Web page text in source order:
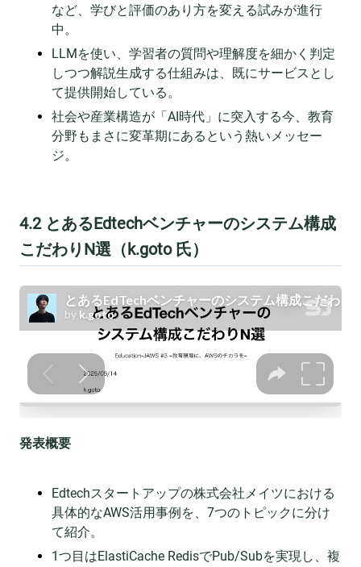
など、学びと評価のあり方を変える試みが進行
中。
LLMを使い、学習者の質問や理解度を細かく判定
しつつ解説生成する仕組みは、既にサービスとし
て提供開始している。
社会や産業構造が「AI時代」に突入する今、教育
分野もまさに変革期にあるという熱いメッセー
ジ。
4.2 とあるEdtechベンチャーのシステム構成
こだわりN選（k.goto 氏）
発表概要
Edtechスタートアップの株式会社メイツにおける
具体的なAWS活用事例を、7つのトピックに分け
て紹介。
1つ目はElastiCache RedisでPub/Subを実現し、複